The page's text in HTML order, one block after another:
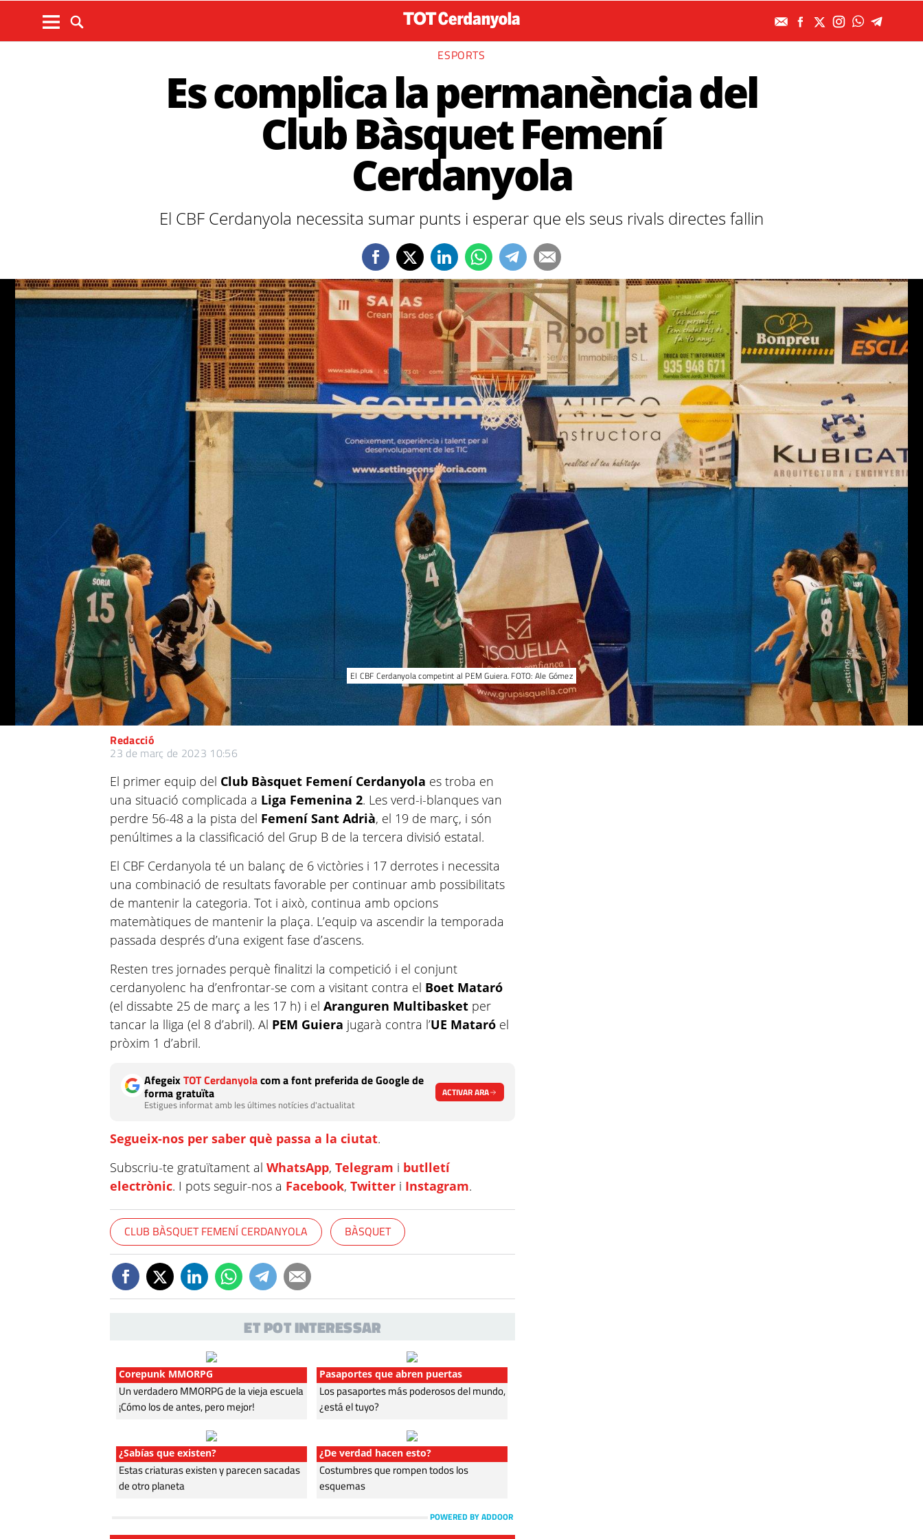
ESPORTS
Es complica la permanència del
Club Bàsquet Femení
Cerdanyola
El CBF Cerdanyola necessita sumar punts i esperar que els seus rivals directes fallin
El CBF Cerdanyola competint al PEM Guiera. FOTO: Ale Gómez
Redacció
23 de març de 2023 10:56
El primer equip del Club Bàsquet Femení Cerdanyola es troba en
una situació complicada a Liga Femenina 2. Les verd-i-blanques van
perdre 56-48 a la pista del Femení Sant Adrià, el 19 de març, i són
penúltimes a la classificació del Grup B de la tercera divisió estatal.
El CBF Cerdanyola té un balanç de 6 victòries i 17 derrotes i necessita
una combinació de resultats favorable per continuar amb possibilitats
de mantenir la categoria. Tot i això, continua amb opcions
matemàtiques de mantenir la plaça. L’equip va ascendir la temporada
passada després d’una exigent fase d’ascens.
Resten tres jornades perquè finalitzi la competició i el conjunt
cerdanyolenc ha d’enfrontar-se com a visitant contra el Boet Mataró
(el dissabte 25 de març a les 17 h) i el Aranguren Multibasket per
tancar la lliga (el 8 d’abril). Al PEM Guiera jugarà contra l’UE Mataró el
pròxim 1 d’abril.
AfegeixTOT Cerdanyolacom a font preferida de Google de
forma gratuïta
Estigues informat amb les últimes notícies d'actualitat
ACTIVAR ARA
Segueix-nos per saber què passa a la ciutat.
Subscriu-te gratuïtament alWhatsApp,Telegram i butlletí
electrònic. I pots seguir-nos a Facebook,Twitter i Instagram.
CLUB BÀSQUET FEMENÍ CERDANYOLA BÀSQUET
ET POT INTERESSAR
Corepunk MMORPG
Un verdadero MMORPG de la vieja escuela
¡Cómo los de antes, pero mejor!
Pasaportes que abren puertas
Los pasaportes más poderosos del mundo,
¿está el tuyo?
¿Sabías que existen?
Estas criaturas existen y parecen sacadas
de otro planeta
¿De verdad hacen esto?
Costumbres que rompen todos los
esquemas
POWERED BY ADDOOR